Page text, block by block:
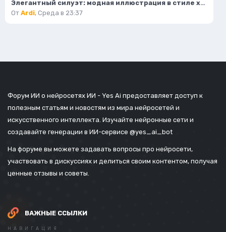
Элегантный силуэт: модная иллюстрация в стиле хай-енд журнала. Изображение из нейросети Flux.1
От Ardi, Среда в 23:37
Форум ИИ о нейросетях ИИ - Yes Ai предоставляет доступ к
полезным статьям и новостям из мира нейросетей и
искусственного интеллекта. Изучайте нейронные сети и
создавайте генерации в ИИ-сервисе @yes_ai_bot
На форуме вы можете задавать вопросы про нейросети,
участвовать в дискуссиях и делиться своим контентом, получая
ценные отзывы и советы.
ВАЖНЫЕ ССЫЛКИ
НАВИГАЦИЯ